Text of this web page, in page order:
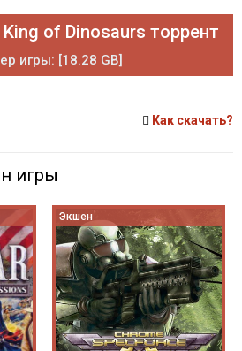
of Dinosaurs торрент
игры: [18.28 GB]
Как скачать?
игры
Экшен